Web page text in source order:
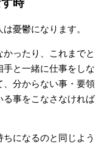
憂鬱になります。
ったり、これまでと
と一緒に仕事をしな
、分からない事・要領
る事をこなさなければ
になるのと同じよう